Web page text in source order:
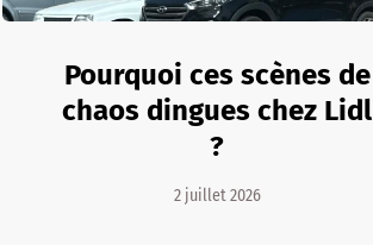
Pourquoi ces scènes de
chaos dingues chez Lidl
?
2 juillet 2026